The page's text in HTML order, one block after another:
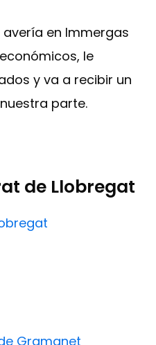
en Immergas
le
y va a recibir un
parte.
de Llobregat
Gramanet